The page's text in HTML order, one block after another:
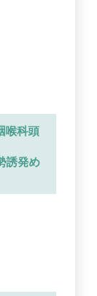
喉科頭
誘発め